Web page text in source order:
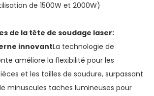
de 1500W et 2000W)
de la tête de soudage laser:
innovantLa technologie de
améliore la flexibilité pour les
et les tailles de soudure, surpassant
minuscules taches lumineuses pour